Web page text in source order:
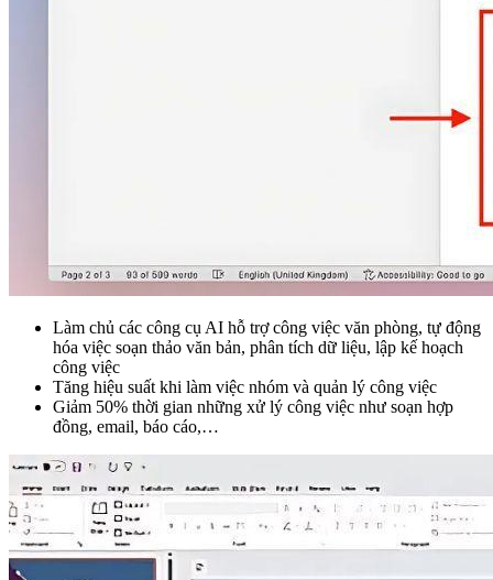
Làm chủ các công cụ AI hỗ trợ công việc văn phòng, tự động
hóa việc soạn thảo văn bản, phân tích dữ liệu, lập kế hoạch
công việc
Tăng hiệu suất khi làm việc nhóm và quản lý công việc
Giảm 50% thời gian những xử lý công việc như soạn hợp
đồng, email, báo cáo,…